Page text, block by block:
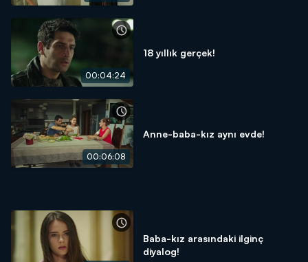
00:04:24
18 yıllık gerçek!
00:06:08
Anne-baba-kız aynı evde!
Baba-kız arasındaki ilginç
diyalog!